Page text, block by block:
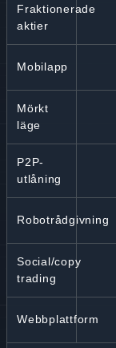
Fraktionerade
aktier
Mobilapp
Mörkt
läge
P2P-
utlåning
Robotrådgivning
Social/copy
trading
Webbplattform